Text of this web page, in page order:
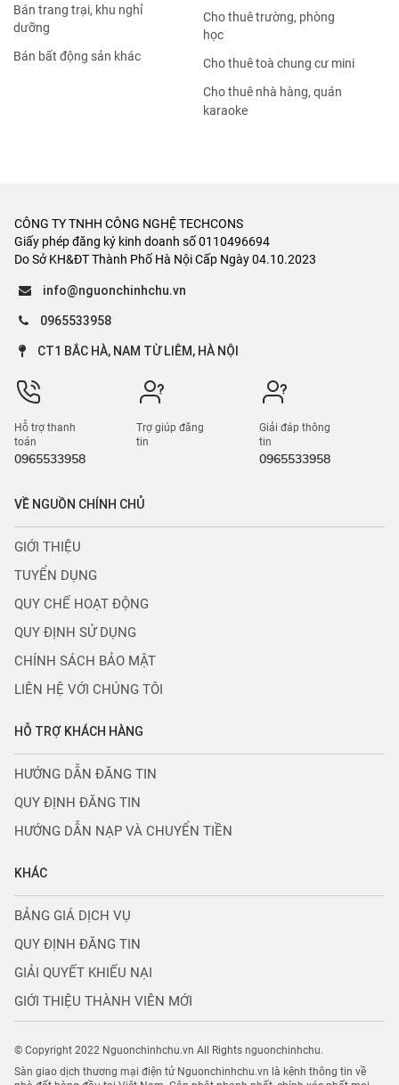
Bán trang trại, khu nghỉ
dưỡng
Bán bất động sản khác
Cho thuê trường, phòng
học
Cho thuê toà chung cư mini
Cho thuê nhà hàng, quán
karaoke
CÔNG TY TNHH CÔNG NGHỆ TECHCONS
Giấy phép đăng ký kinh doanh số 0110496694
Do Sở KH&ĐT Thành Phố Hà Nội Cấp Ngày 04.10.2023
info@nguonchinhchu.vn
0965533958
CT1 BẮC HÀ, NAM TỪ LIÊM, HÀ NỘI
Hỗ trợ thanh
toán
0965533958
Trợ giúp đăng
tin
Giải đáp thông
tin
0965533958
VỀ NGUỒN CHÍNH CHỦ
GIỚI THIỆU
TUYỂN DỤNG
QUY CHẾ HOẠT ĐỘNG
QUY ĐỊNH SỬ DỤNG
CHÍNH SÁCH BẢO MẬT
LIÊN HỆ VỚI CHÚNG TÔI
HỖ TRỢ KHÁCH HÀNG
HƯỚNG DẪN ĐĂNG TIN
QUY ĐỊNH ĐĂNG TIN
HƯỚNG DẪN NẠP VÀ CHUYỂN TIỀN
KHÁC
BẢNG GIÁ DỊCH VỤ
QUY ĐỊNH ĐĂNG TIN
GIẢI QUYẾT KHIẾU NẠI
GIỚI THIỆU THÀNH VIÊN MỚI
© Copyright 2022 Nguonchinhchu.vn All Rights nguonchinhchu.
Sàn giao dịch thương mại điện tử Nguonchinhchu.vn là kênh thông tin về